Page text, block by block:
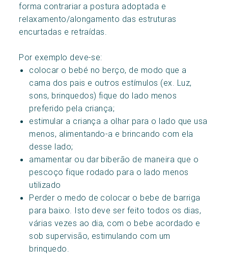
forma contrariar a postura adoptada e
relaxamento/alongamento das estruturas
encurtadas e retraídas.
Por exemplo deve-se:
colocar o bebé no berço, de modo que a
cama dos pais e outros estímulos (ex. Luz,
sons, brinquedos) fique do lado menos
preferido pela criança;
estimular a criança a olhar para o lado que usa
menos, alimentando-a e brincando com ela
desse lado;
amamentar ou dar biberão de maneira que o
pescoço fique rodado para o lado menos
utilizado
Perder o medo de colocar o bebe de barriga
para baixo. Isto deve ser feito todos os dias,
várias vezes ao dia, com o bebe acordado e
sob supervisão, estimulando com um
brinquedo.